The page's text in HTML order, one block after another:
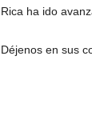
Rica ha ido
Déjenos en sus